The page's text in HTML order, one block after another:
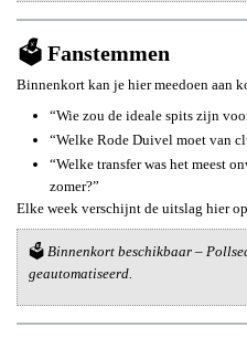
🗳️ Fanstemmen
Binnenkort kan je hier meedoen aan
“Wie zou de ideale spits zijn
“Welke Rode Duivel moet van
“Welke transfer was het meest
zomer?”
Elke week verschijnt de uitslag hier op
🗳️ Binnenkort beschikbaar –
geautomatiseerd.